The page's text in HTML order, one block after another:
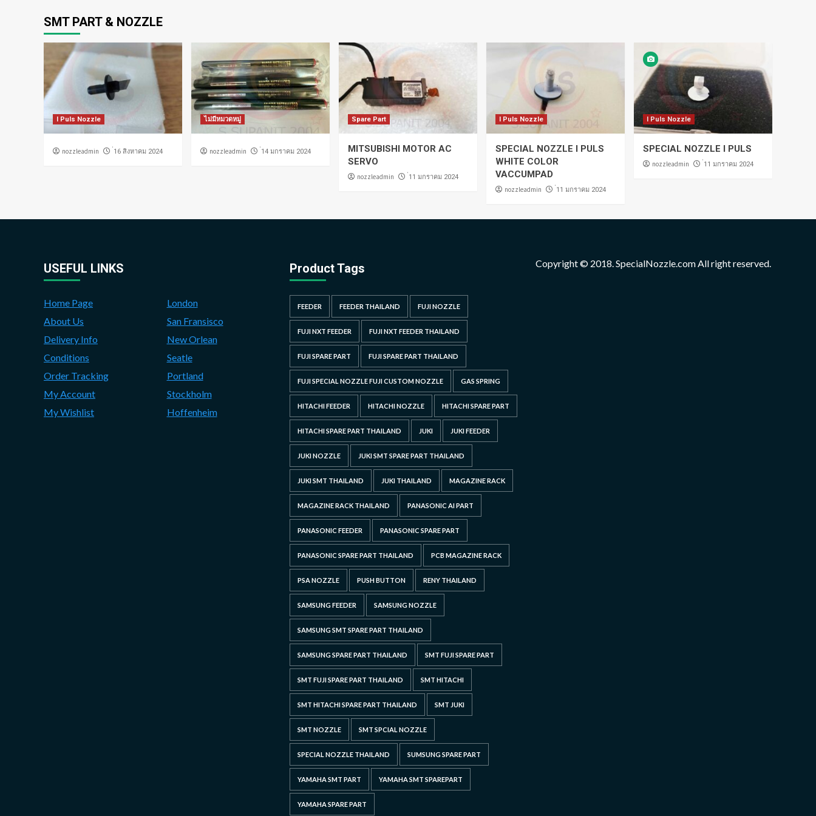
SMT PART & NOZZLE
I Puls Nozzle
nozzleadmin ่16 สิงหาคม 2024
ไม่มีหมวดหมู่
nozzleadmin ่14 มกราคม 2024
Spare Part
MITSUBISHI MOTOR AC
SERVO
nozzleadmin ่11 มกราคม 2024
I Puls Nozzle
SPECIAL NOZZLE I PULS
WHITE COLOR
VACCUMPAD
nozzleadmin ่11 มกราคม 2024
I Puls Nozzle
SPECIAL NOZZLE I PULS
nozzleadmin ่11 มกราคม 2024
USEFUL LINKS
Home Page
About Us
Delivery Info
Conditions
Order Tracking
My Account
My Wishlist
London
San Fransisco
New Orlean
Seatle
Portland
Stockholm
Hoffenheim
Product Tags
FEEDER FEEDER THAILAND FUJI NOZZLE
FUJI NXT FEEDER FUJI NXT FEEDER THAILAND
FUJI SPARE PART FUJI SPARE PART THAILAND
FUJI SPECIAL NOZZLE FUJI CUSTOM NOZZLE GAS SPRING
HITACHI FEEDER HITACHI NOZZLE HITACHI SPARE PART
HITACHI SPARE PART THAILAND JUKI JUKI FEEDER
JUKI NOZZLE JUKI SMT SPARE PART THAILAND
JUKI SMT THAILAND JUKI THAILAND MAGAZINE RACK
MAGAZINE RACK THAILAND PANASONIC AI PART
PANASONIC FEEDER PANASONIC SPARE PART
PANASONIC SPARE PART THAILAND PCB MAGAZINE RACK
PSA NOZZLE PUSH BUTTON RENY THAILAND
SAMSUNG FEEDER SAMSUNG NOZZLE
SAMSUNG SMT SPARE PART THAILAND
SAMSUNG SPARE PART THAILAND SMT FUJI SPARE PART
SMT FUJI SPARE PART THAILAND SMT HITACHI
SMT HITACHI SPARE PART THAILAND SMT JUKI
SMT NOZZLE SMT SPCIAL NOZZLE
SPECIAL NOZZLE THAILAND SUMSUNG SPARE PART
YAMAHA SMT PART YAMAHA SMT SPAREPART
YAMAHA SPARE PART
Copyright © 2018. SpecialNozzle.com All right reserved.